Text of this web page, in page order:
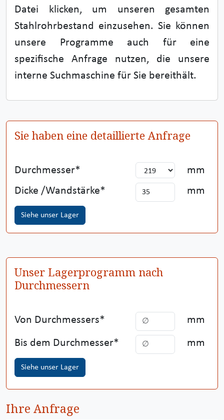
Datei klicken, um unseren gesamten
Stahlrohrbestand einzusehen. Sie können
unsere Programme auch für eine
spezifische Anfrage nutzen, die unsere
interne Suchmaschine für Sie bereithält.
Sie haben eine detaillierte Anfrage
Durchmesser
mm
Dicke /Wandstärke
mm
Siehe unser Lager
Unser Lagerprogramm nach
Durchmessern
Von Durchmessers
mm
Bis dem Durchmesser
mm
Siehe unser Lager
Ihre Anfrage